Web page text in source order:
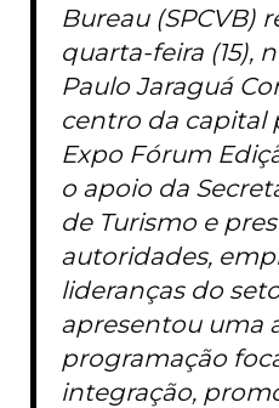
Bureau (SPCVB)
quarta-feira (15),
Paulo Jaraguá
centro da capital
Expo Fórum
o apoio da
de Turismo e
autoridades,
lideranças do
apresentou uma
programação
integração,